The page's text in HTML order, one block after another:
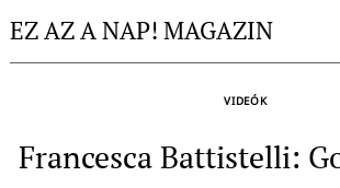
toEZ AZ A NAP! MAGAZIN
VIDEÓK
Francesca Battistelli: